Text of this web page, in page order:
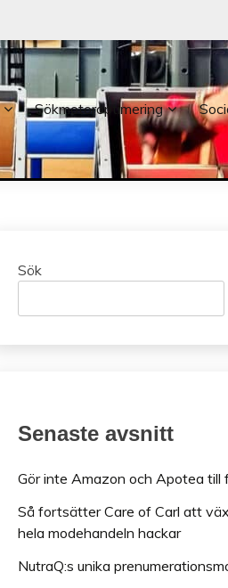
Sökmotoroptimering
Sök
Senaste avsnitt
Gör inte Amazon och Apotea till
Så fortsätter Care of Carl att
hela modehandeln hackar
NutraQ:s unika